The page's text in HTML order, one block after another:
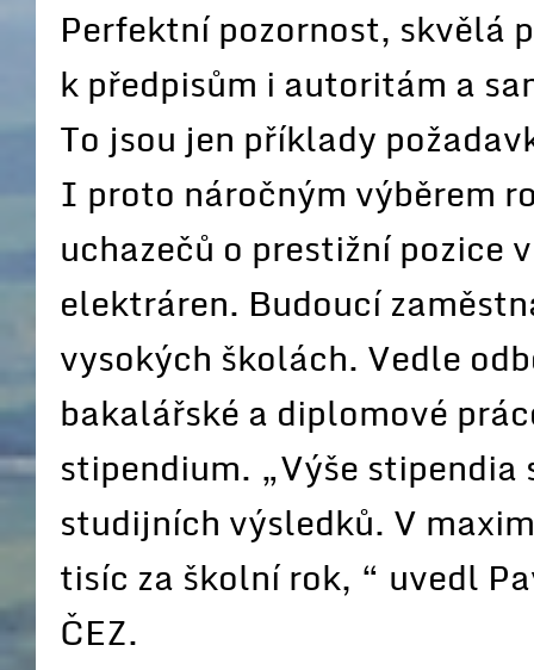
Perfektní pozornost, skvělá
k předpisům i autoritám a
To jsou jen příklady
I proto náročným výběrem
uchazečů o prestižní pozice
elektráren. Budoucí
vysokých školách. Vedle
bakalářské a diplomové
stipendium. „Výše
studijních výsledků. V
tisíc za školní rok, “ uvedl
ČEZ.